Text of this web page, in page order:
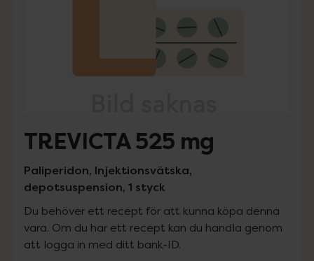
TREVICTA 525 mg
Paliperidon, Injektionsvätska,
depotsuspension, 1 styck
Du behöver ett recept för att kunna köpa denna
vara. Om du har ett recept kan du handla genom
att logga in med ditt bank-ID.